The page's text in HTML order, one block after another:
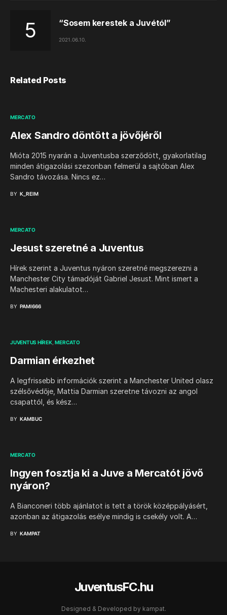
“Sosem kerestek a Juvétól”
2021.06.10.
Related Posts
MERCATO
Alex Sandro döntött a jövőjéről
Mióta 2015 nyarán a Juventusba szerződött, gyakorlatilag
minden átigazolási szezonban felmerül a sajtóban Alex
Sandro távozása. Nincs ez…
BY K_REIM
MERCATO
Jesust szeretné a Juventus
Hírek szerint a Juventus nyáron szeretné megszerezni a
Manchester City támadóját Gabriel Jesust. Mint ismert a
Machesteri alakulatot…
BY PAMI666
JUVENTUS HÍREK MERCATO
Darmian érkezhet
A legfrissebb információk szerint a Manchester United olasz
szélsővédője, Mattia Darmian szeretne távozni az angol
csapattól, és kész…
BY KAMBUC
MERCATO
Ingyen fosztja ki a Juve a Mercatót jövő
nyáron?
A Bianconeri több ajánlatot is tett a török középpályásért,
azonban az átigazolás esélye mindig is csekély volt. A…
BY KAMPAT
JuventusFC.hu
Designed & Developed by kampat.